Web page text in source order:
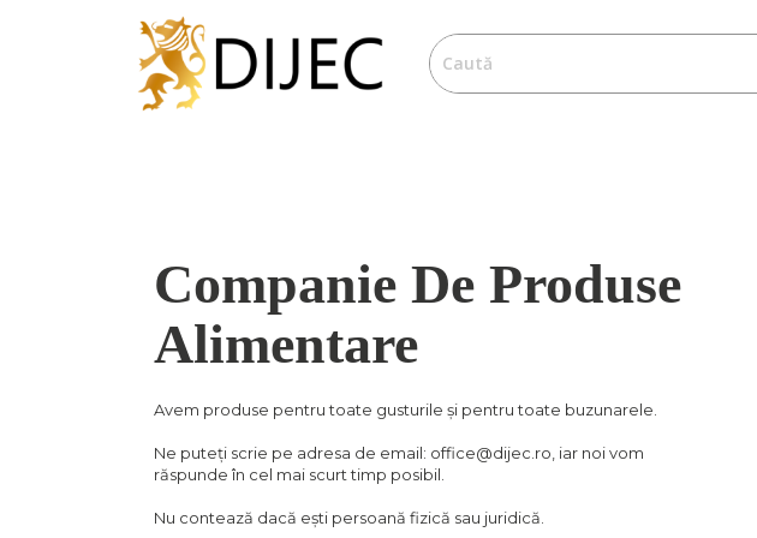
Companie De Produse
Alimentare
Avem produse pentru toate gusturile și pentru toate buzunarele.
Ne puteți scrie pe adresa de email: office@dijec.ro, iar noi vom
răspunde în cel mai scurt timp posibil.
Nu contează dacă ești persoană fizică sau juridică.